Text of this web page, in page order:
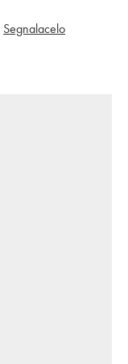
Segnalacelo